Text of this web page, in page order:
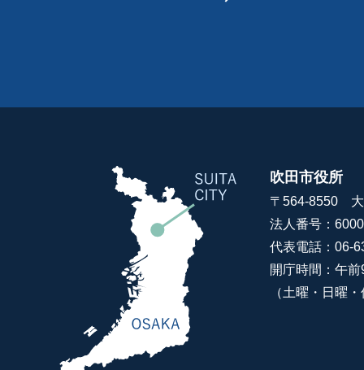
吹田市役所
〒564-8550 大
法人番号：
代表電話：06-
開庁時間：午
（土曜・日曜